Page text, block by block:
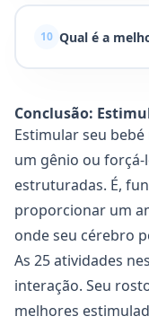
10 Qual é a
Conclusão:
Estimular seu
um gênio ou forçá-
estruturadas. É,
proporcionar um
onde seu cérebro
As 25 atividades
interação. Seu
melhores